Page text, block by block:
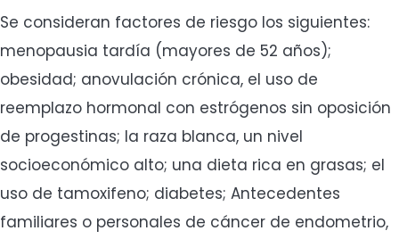
Se consideran factores de riesgo los siguientes:
menopausia tardía (mayores de 52 años);
obesidad; anovulación crónica, el uso de
reemplazo hormonal con estrógenos sin oposición
de progestinas; la raza blanca, un nivel
socioeconómico alto; una dieta rica en grasas; el
uso de tamoxifeno; diabetes; Antecedentes
familiares o personales de cáncer de endometrio,